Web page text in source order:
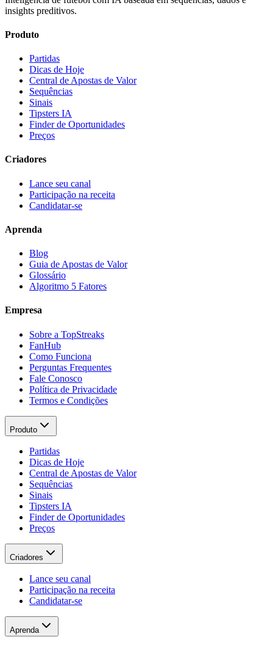
insights preditivos.
Produto
Partidas
Dicas de Hoje
Central de Apostas de Valor
Sequências
Sinais
Tipsters IA
Finder de Oportunidades
Preços
Criadores
Lance seu canal
Participação na receita
Candidatar-se
Aprenda
Blog
Guia de Apostas de Valor
Glossário
Algoritmo 5 Fatores
Empresa
Sobre a TopStreaks
FanHub
Como Funciona
Perguntas Frequentes
Fale Conosco
Política de Privacidade
Termos e Condições
Produto
Partidas
Dicas de Hoje
Central de Apostas de Valor
Sequências
Sinais
Tipsters IA
Finder de Oportunidades
Preços
Criadores
Lance seu canal
Participação na receita
Candidatar-se
Aprenda